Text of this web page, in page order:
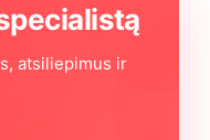
atsiliepimus ir